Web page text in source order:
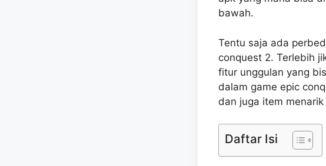
bawah.
Tentu saja ada
conquest 2. Terlebih
fitur unggulan yang
dalam game epic
dan juga item
Daftar Isi